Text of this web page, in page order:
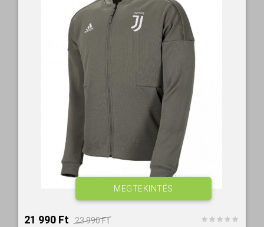
21 990 Ft‎ 23 990 Ft‎
MEGTEKINTÉS